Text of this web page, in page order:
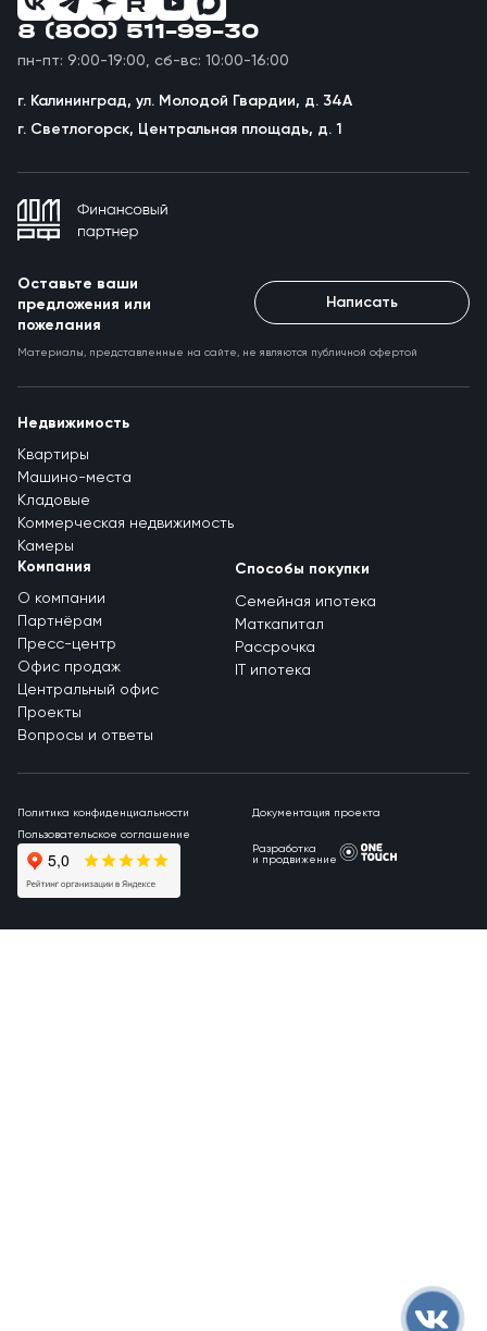
8 (800) 511-99-30
пн-пт: 9:00-19:00, сб-вс: 10:00-16:00
г. Калининград, ул. Молодой Гвардии, д. 34А
г. Светлогорск, Центральная площадь, д. 1
Оставьте ваши
предложения или
пожелания
Написать
Материалы, представленные на сайте, не являются публичной офертой
Недвижимость
Квартиры
Машино-места
Кладовые
Коммерческая недвижимость
Камеры
Компания
О компании
Партнёрам
Пресс-центр
Офис продаж
Центральный офис
Проекты
Вопросы и ответы
Способы покупки
Семейная ипотека
Маткапитал
Рассрочка
IT ипотека
Политика конфиденциальности
Пользовательское соглашение
Документация проекта
Разработка
и продвижение